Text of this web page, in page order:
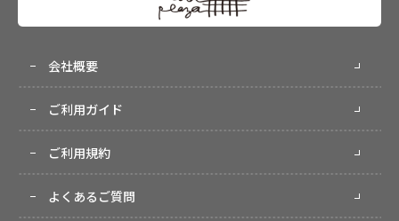
会社概要
ご利用ガイド
ご利用規約
よくあるご質問